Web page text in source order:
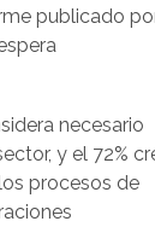
publicado
necesario
y el 72%
procesos de